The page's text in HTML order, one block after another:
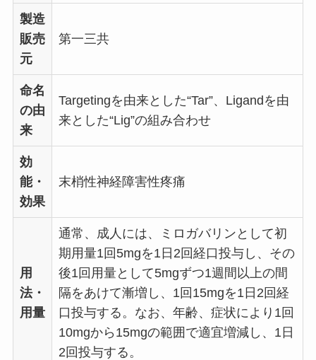
製造
販売
元
第一三共
命名
の由
来
Targetingを由来とした“Tar”、Ligandを由
来とした“Lig”の組み合わせ
効
能・
効果
末梢性神経障害性疼痛
用
法・
用量
通常、成人には、ミロガバリンとして初
期用量1回5mgを1日2回経口投与し、その
後1回用量として5mgずつ1週間以上の間
隔をあけて漸増し、1回15mgを1日2回経
口投与する。なお、年齢、症状により1回
10mgから15mgの範囲で適宜増減し、1日
2回投与する。